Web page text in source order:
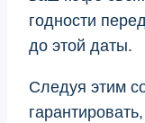
годности
до этой даты.
Следуя этим